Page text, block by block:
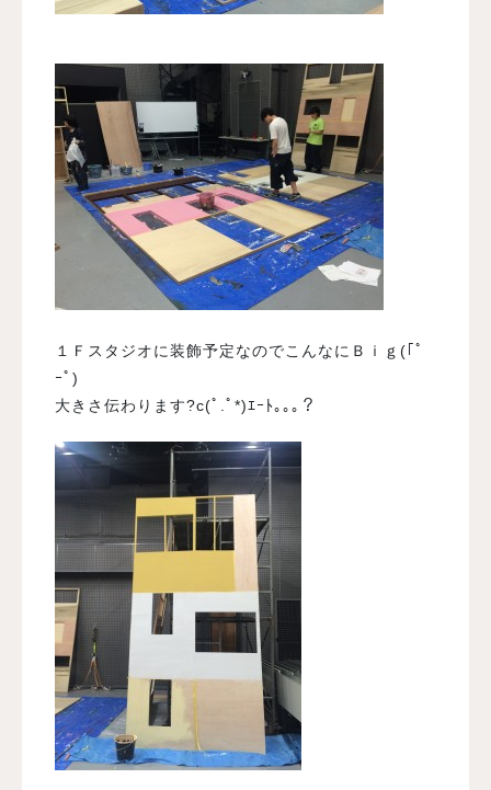
１Ｆスタジオに装飾予定なのでこんなにＢｉｇ(｢ﾟ
ｰﾟ)
大きさ伝わります?c(ﾟ.ﾟ*)ｴｰﾄ｡｡｡？